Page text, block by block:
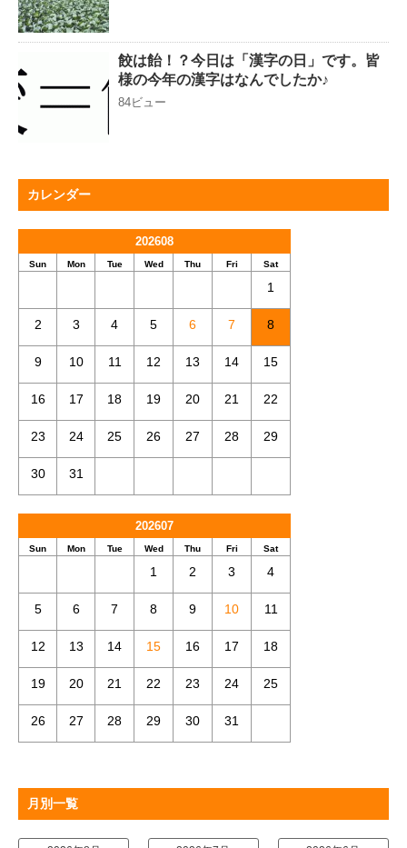
餃は飴！？今日は「漢字の日」です。皆
様の今年の漢字はなんでしたか♪
84ビュー
カレンダー
202608
Sun Mon Tue Wed Thu Fri Sat
1
2 3 4 5 6 7 8
9 10 11 12 13 14 15
16 17 18 19 20 21 22
23 24 25 26 27 28 29
30 31
202607
Sun Mon Tue Wed Thu Fri Sat
1 2 3 4
5 6 7 8 9 10 11
12 13 14 15 16 17 18
19 20 21 22 23 24 25
26 27 28 29 30 31
月別一覧